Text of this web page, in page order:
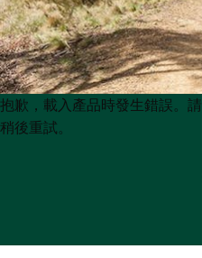
Product
List
Product
List
抱歉，載入產品時發生錯誤。請
稍後重試。